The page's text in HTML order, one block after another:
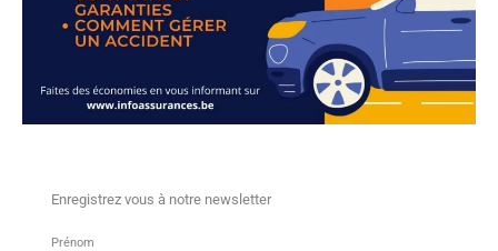
Enregistrez vous à notre newsletter
Prénom